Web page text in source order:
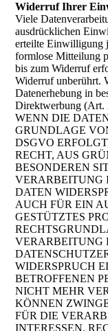
Widerruf Ihrer
Viele
ausdrücklichen
erteilte Einwilligung
formlose Mitteilung
bis zum Widerruf
Widerruf unberührt.
Datenerhebung in
Direktwerbung
WENN DIE
GRUNDLAGE
DSGVO
RECHT, AUS
BESONDEREN
VERARBEITUNG
DATEN
AUCH FÜR EIN
GESTÜTZTES
VERARBEITUNG
WIDERSPRUCH
BETROFFENEN
NICHT MEHR
KÖNNEN
FÜR DIE
INTERESSEN,